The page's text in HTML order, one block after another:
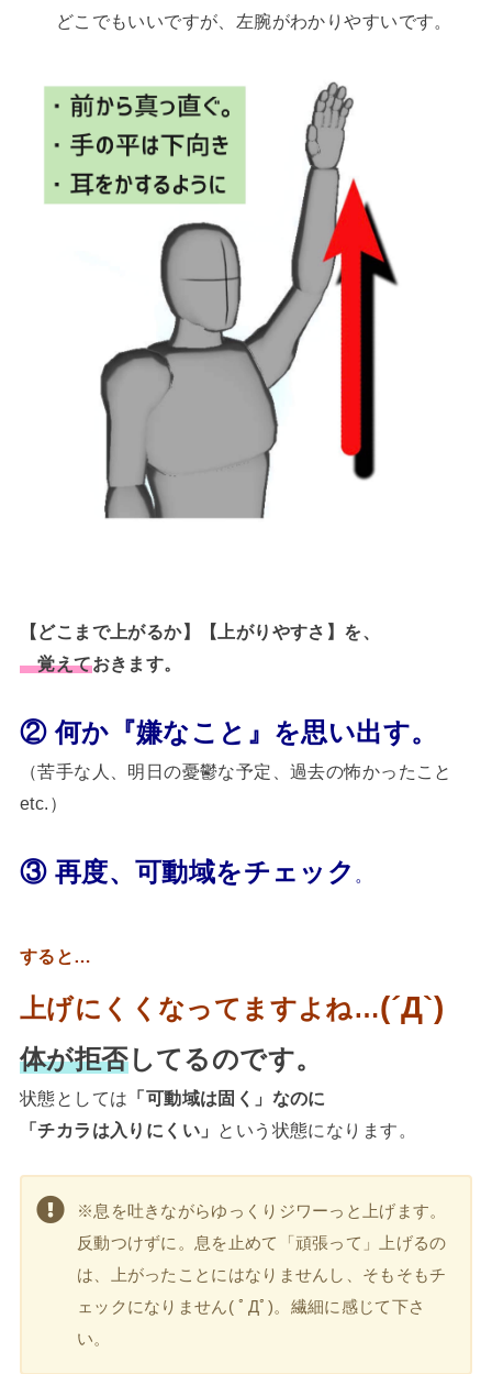
どこでもいいですが、左腕がわかりやすいです。
【どこまで上がるか】【上がりやすさ】を、
覚えておきます。
② 何か『嫌なこと』を思い出す。
（苦手な人、明日の憂鬱な予定、過去の怖かったこと
etc.）
③ 再度、可動域をチェック 。
すると…
上げにくくなってますよね…(´Д`)
体が拒否してるのです。
状態としては 「可動域は固く」なのに
「チカラは入りにくい」
という状態になります。
※息を吐きながらゆっくりジワーっと上げます。
反動つけずに。息を止めて「頑張って」上げるの
は、上がったことにはなりませんし、そもそもチ
ェックになりません( ﾟДﾟ)。繊細に感じて下さ
い。